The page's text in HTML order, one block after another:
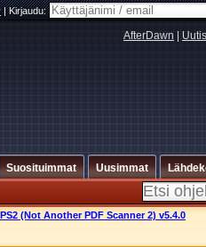
|Kirjaudu:
AfterDawn
Suosituimmat Uusimmat
(Not Another PDF Scanner 2) v5.4.0